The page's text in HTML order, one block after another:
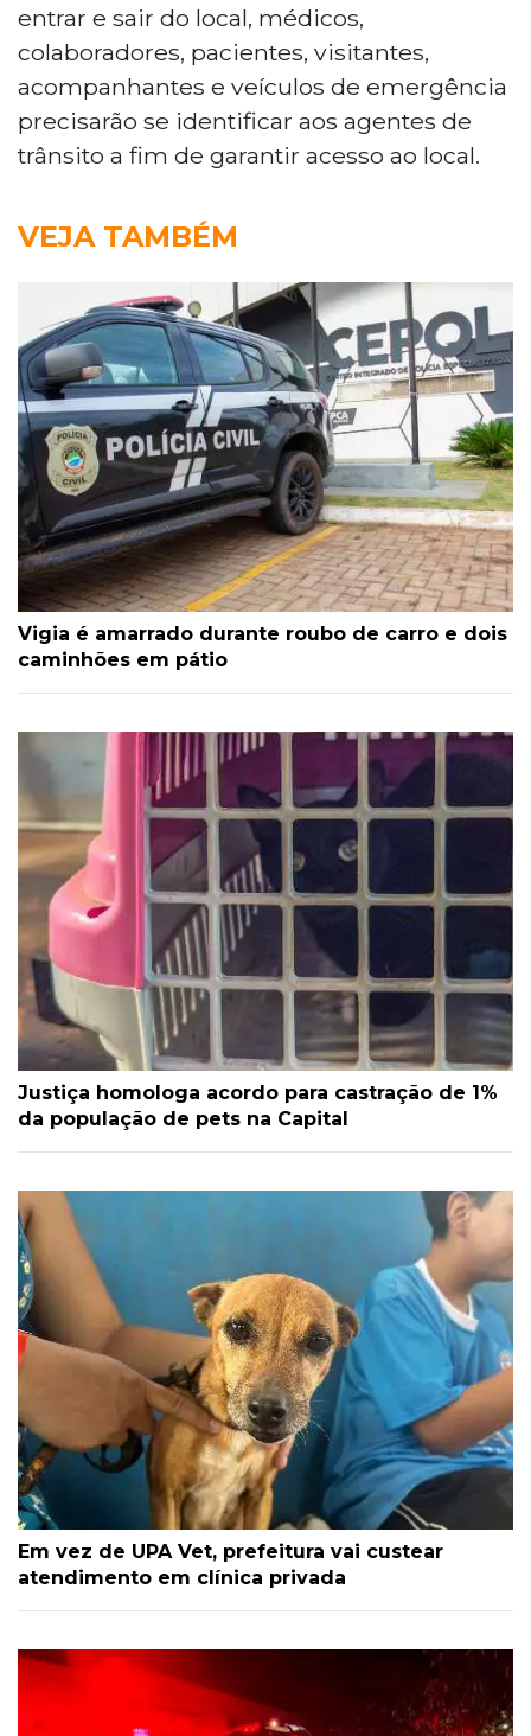
entrar e sair do local, médicos,
colaboradores, pacientes, visitantes,
acompanhantes e veículos de emergência
precisarão se identificar aos agentes de
trânsito a fim de garantir acesso ao local.
VEJA TAMBÉM
Vigia é amarrado durante roubo de carro e dois
caminhões em pátio
Justiça homologa acordo para castração de 1%
da população de pets na Capital
Em vez de UPA Vet, prefeitura vai custear
atendimento em clínica privada